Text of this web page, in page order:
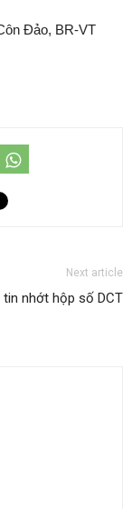
Đảo, BR-VT
Next article
tin nhớt hộp số DCT